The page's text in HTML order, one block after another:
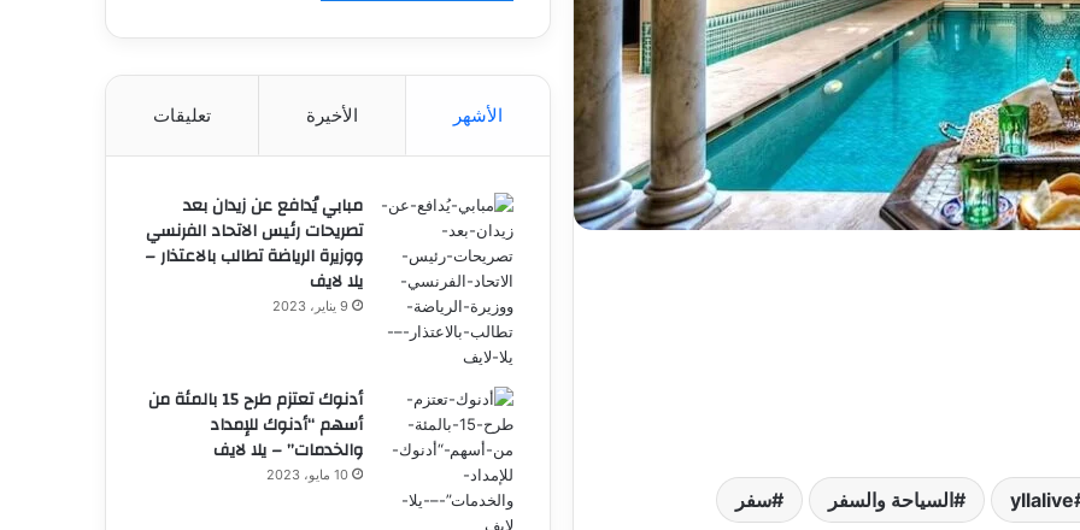
yllalive السياحة والسفر سفر
الأشهر الأخيرة تعليقات
مبابي يُدافع عن زيدان بعد
تصريحات رئيس الاتحاد الفرنسي
ووزيرة الرياضة تطالب بالاعتذار –
يلا لايف
9 يناير، 2023
أدنوك تعتزم طرح 15 بالمئة من
أسهم “أدنوك للإمداد
والخدمات” – يلا لايف
10 مايو، 2023